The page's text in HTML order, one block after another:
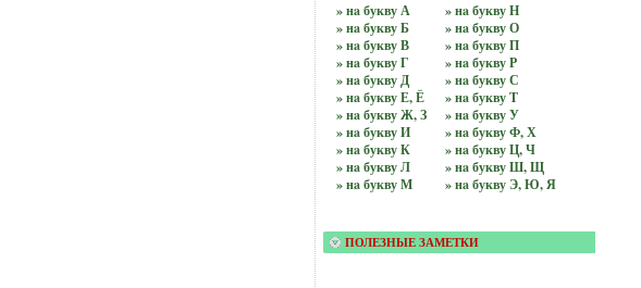
» нa букву А
» нa букву Б
» нa букву В
» нa букву Г
» нa букву Д
» нa букву Е, Ё
» нa букву Ж, З
» нa букву И
» нa букву К
» нa букву Л
» нa букву М
» нa букву Н
» нa букву О
» нa букву П
» нa букву Р
» нa букву С
» нa букву Т
» нa букву У
» нa букву Ф, Х
» нa букву Ц, Ч
» нa букву Ш, Щ
» нa букву Э, Ю, Я
ПОЛЕЗНЫЕ ЗАМЕТКИ